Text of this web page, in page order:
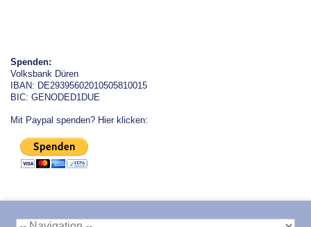
Spenden:
Volksbank Düren
IBAN: DE29395602010505810015
BIC: GENODED1DUE
Mit Paypal spenden? Hier klicken: